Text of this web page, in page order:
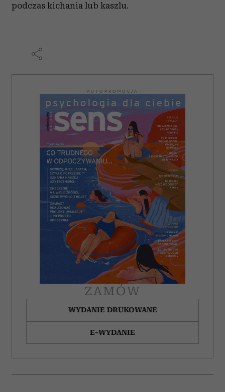
Partnerzy mogą połączyć te informacje z innymi danymi
podczas kichania lub kaszlu.
AUTOPROMOCJA
ZAMÓW
WYDANIE DRUKOWANE
E-WYDANIE